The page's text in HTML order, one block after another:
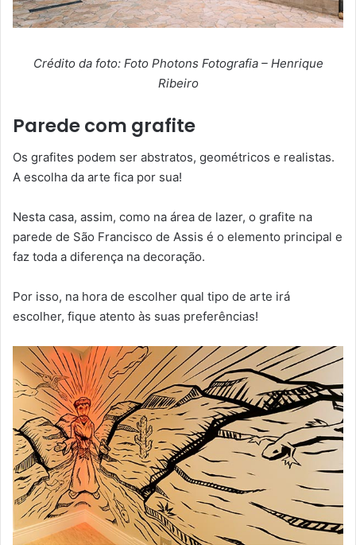
Crédito da foto: Foto Photons Fotografia – Henrique
Ribeiro
Parede com grafite
Os grafites podem ser abstratos, geométricos e realistas.
A escolha da arte fica por sua!
Nesta casa, assim, como na área de lazer, o grafite na
parede de São Francisco de Assis é o elemento principal e
faz toda a diferença na decoração.
Por isso, na hora de escolher qual tipo de arte irá
escolher, fique atento às suas preferências!